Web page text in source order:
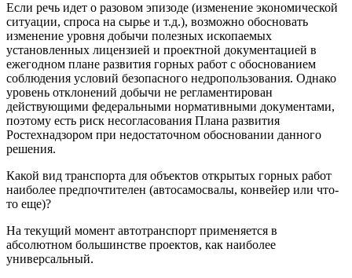
Если речь идет о разовом эпизоде (изменение экономической
ситуации, спроса на сырье и т.д.), возможно обосновать
изменение уровня добычи полезных ископаемых
установленных лицензией и проектной документацией в
ежегодном плане развития горных работ с обоснованием
соблюдения условий безопасного недропользования. Однако
уровень отклонений добычи не регламентирован
действующими федеральными нормативными документами,
поэтому есть риск несогласования Плана развития
Ростехнадзором при недостаточном обосновании данного
решения.
Какой вид транспорта для объектов открытых горных работ
наиболее предпочтителен (автосамосвалы, конвейер или что-
то еще)?
На текущий момент автотранспорт применяется в
абсолютном большинстве проектов, как наиболее
универсальный.